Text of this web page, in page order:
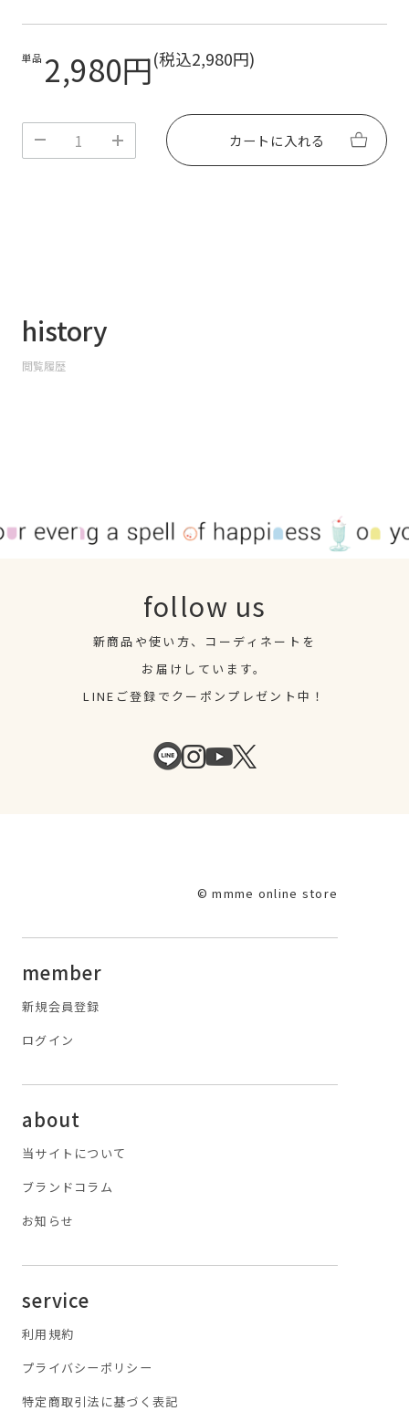
〇ネイルの色味は写真と実物で異なる場合がございま
〇爪および皮膚に異常がある場合は使用しないでくだ
さい。爪の状態によってはUV/LEDライト照射時に熱
〇付属のウッドスティックは先端が尖っていますの
で、取り扱いにはご注意ください。
〇お子様やペットの手の届かないところに保管してく
単品 2,980円(税込2,980円)
カートに入れる
history
閲覧履歴
follow us
新商品や使い方、コーディネートを
お届けしています。
LINEご登録でクーポンプレゼント中！
© mmme online store
member
新規会員登録
ログイン
about
当サイトについて
ブランドコラム
お知らせ
service
利用規約
プライバシーポリシー
特定商取引法に基づく表記